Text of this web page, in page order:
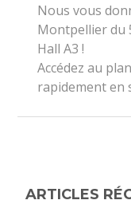
Nous vous
Montpellier du
Hall A3 !
Accédez au
rapidement en
ARTICLES